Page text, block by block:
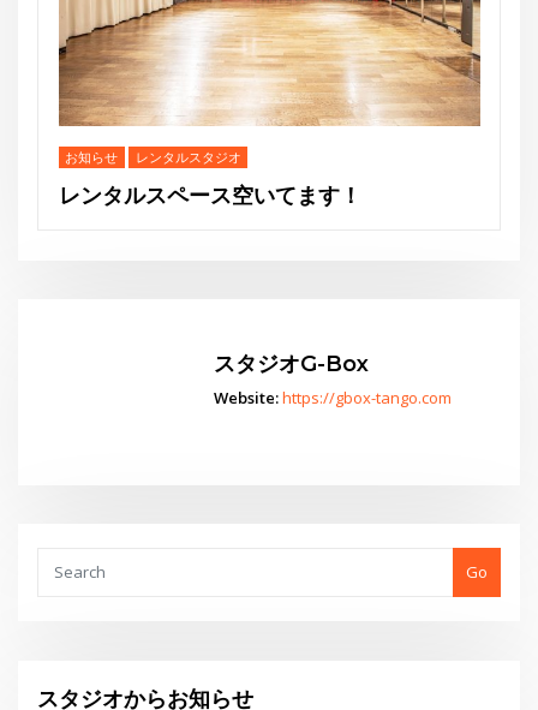
スタジオG-Box
Website:https://gbox-tango.com
スタジオからお知らせ